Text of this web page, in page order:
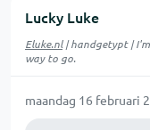
Lucky Luke
Eluke.nl| handgetypt |
way to go.
maandag 16 februari